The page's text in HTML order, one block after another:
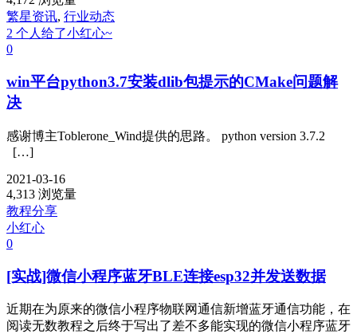
繁星资讯, 行业动态
2 个人给了小红心~
0
win平台python3.7安装dlib包提示的CMake问题解
决
感谢博主Toblerone_Wind提供的思路。 python version 3.7.2
[…]
2021-03-16
4,313 浏览量
教程分享
小红心
0
[实战]微信小程序蓝牙BLE连接esp32并发送数据
近期在为原来的微信小程序物联网通信新增蓝牙通信功能，在
阅读无数教程之后终于写出了差不多能实现的微信小程序蓝牙